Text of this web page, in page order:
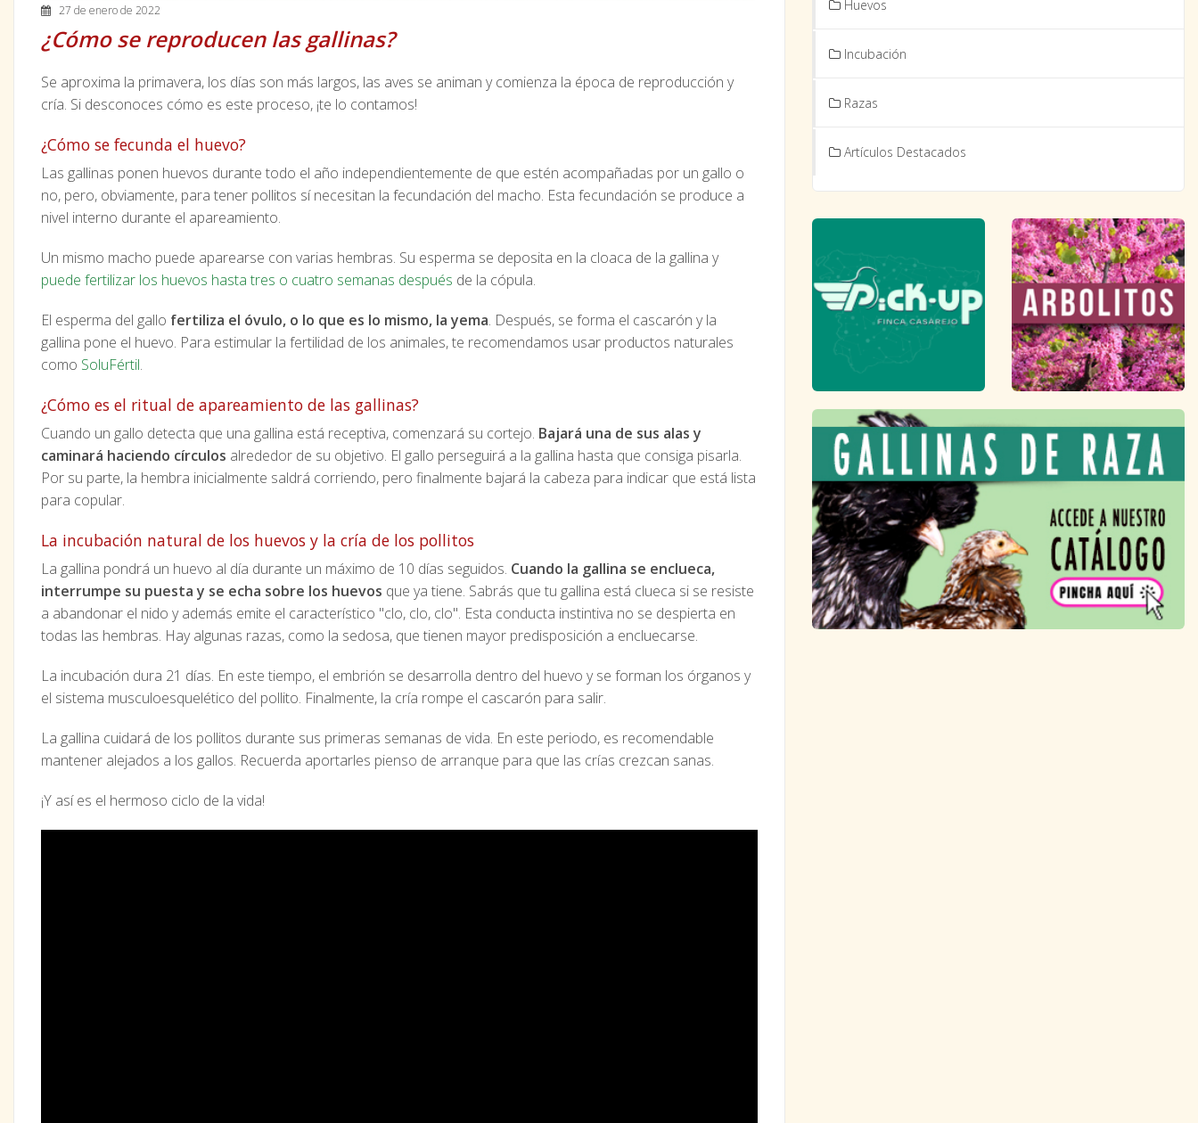
27 de enero de 2022
¿Cómo se reproducen las gallinas?
Se aproxima la primavera, los días son más largos, las aves se animan y comienza la época de reproducción y
cría. Si desconoces cómo es este proceso, ¡te lo contamos!
¿Cómo se fecunda el huevo?
Las gallinas ponen huevos durante todo el año independientemente de que estén acompañadas por un gallo o
no, pero, obviamente, para tener pollitos sí necesitan la fecundación del macho. Esta fecundación se produce a
nivel interno durante el apareamiento.
Un mismo macho puede aparearse con varias hembras. Su esperma se deposita en la cloaca de la gallina y
puede fertilizar los huevos hasta tres o cuatro semanas después de la cópula.
El esperma del gallo fertiliza el óvulo, o lo que es lo mismo, la yema. Después, se forma el cascarón y la
gallina pone el huevo. Para estimular la fertilidad de los animales, te recomendamos usar productos naturales
como SoluFértil.
¿Cómo es el ritual de apareamiento de las gallinas?
Cuando un gallo detecta que una gallina está receptiva, comenzará su cortejo. Bajará una de sus alas y
caminará haciendo círculos alrededor de su objetivo. El gallo perseguirá a la gallina hasta que consiga pisarla.
Por su parte, la hembra inicialmente saldrá corriendo, pero finalmente bajará la cabeza para indicar que está lista
para copular.
La incubación natural de los huevos y la cría de los pollitos
La gallina pondrá un huevo al día durante un máximo de 10 días seguidos. Cuando la gallina se enclueca,
interrumpe su puesta y se echa sobre los huevos que ya tiene. Sabrás que tu gallina está clueca si se resiste
a abandonar el nido y además emite el característico "clo, clo, clo". Esta conducta instintiva no se despierta en
todas las hembras. Hay algunas razas, como la sedosa, que tienen mayor predisposición a encluecarse.
La incubación dura 21 días. En este tiempo, el embrión se desarrolla dentro del huevo y se forman los órganos y
el sistema musculoesquelético del pollito. Finalmente, la cría rompe el cascarón para salir.
La gallina cuidará de los pollitos durante sus primeras semanas de vida. En este periodo, es recomendable
mantener alejados a los gallos. Recuerda aportarles pienso de arranque para que las crías crezcan sanas.
¡Y así es el hermoso ciclo de la vida!
Huevos
Incubación
Razas
Artículos Destacados